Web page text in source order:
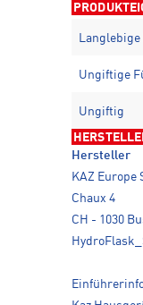
Ungiftige
Ungiftig
Hersteller
KAZ Europe
Chaux 4
CH - 1030